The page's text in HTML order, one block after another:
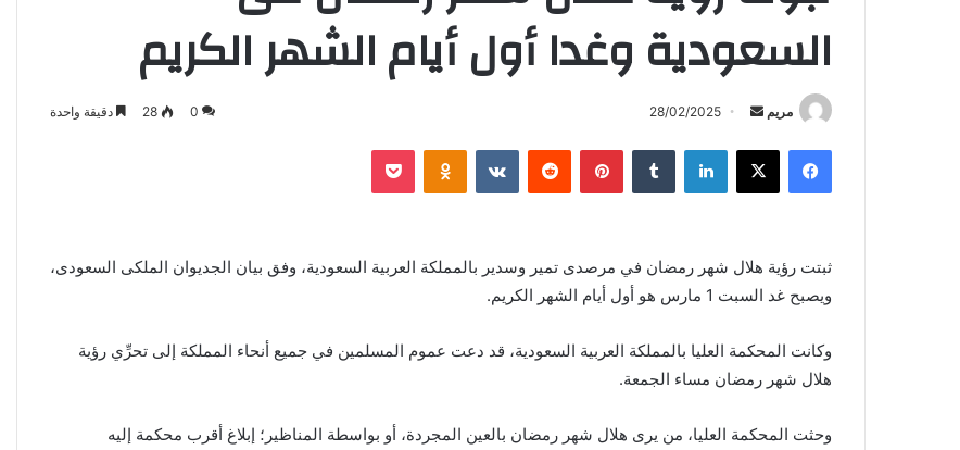
السعودية وغدا أول أيام الشهر الكريم
مريم
أرسل 28/02/2025
0
28 دقيقة واحدة
فيسبوك X لينكدإن بينتيريست Odnoklassniki
بوكيت
ثبتت رؤية هلال شهر رمضان في مرصدى تمير وسدير بالمملكة العربية السعودية، وفق بيان الجديوان الملكى السعودى،
ويصبح غد السبت 1 مارس هو أول أيام الشهر الكريم.
وكانت المحكمة العليا بالمملكة العربية السعودية، قد دعت عموم المسلمين في جميع أنحاء المملكة إلى تحرِّي رؤية
هلال شهر رمضان مساء الجمعة.
وحثت المحكمة العليا، من يرى هلال شهر رمضان بالعين المجردة، أو بواسطة المناظير؛ إبلاغ أقرب محكمة إليه